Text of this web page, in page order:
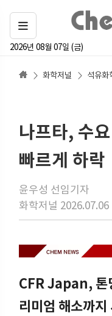
2026년 08월 07일 (금)
화학저널 석유화
나프타, 수
빠르게 하락
윤우성 선임기자
화학저널 2026.07.06
CFR Japan, 톤
리미엄 해소까지